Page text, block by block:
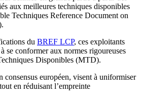
aux meilleures techniques disponibles
Techniques Reference Document on
du BREF LCP, ces exploitants
se conformer aux normes rigoureuses
Disponibles (MTD).
consensus européen, visent à uniformiser
en réduisant l’empreinte